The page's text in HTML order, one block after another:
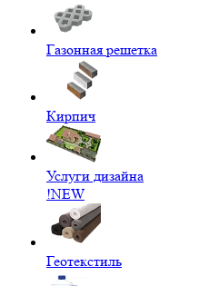
Газонная решетка
Кирпич
Услуги дизайна
!NEW
Геотекстиль